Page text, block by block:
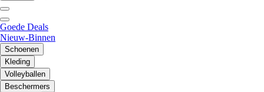
Goede Deals
Nieuw-Binnen
Schoenen
Kleding
Volleyballen
Beschermers